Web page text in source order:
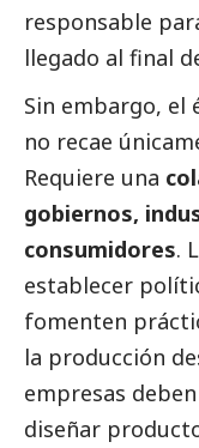
responsable
llegado al final
Sin embargo, el
no recae
Requiere una
gobiernos,
consumidores.
establecer
fomenten
la producción
empresas
diseñar